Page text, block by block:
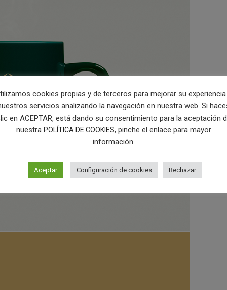
cookies propias y de terceros para mejorar su
servicios analizando la navegación en nuestra web. Si
en ACEPTAR, está dando su consentimiento para la aceptación
nuestra POLÍTICA DE COOKIES, pinche el enlace para mayor
información.
Aceptar Configuración de cookies Rechazar